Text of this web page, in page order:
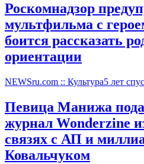
Роскомнадзор
мультфильма c
боится рассказать
ориентации
NEWSru.com :: Культура5 лет
Певица Манижа
журнал Wonderzine
связях с АП и
Ковальчуком